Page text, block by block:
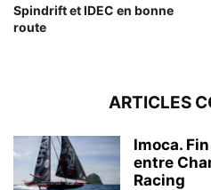
Spindrift et IDEC en bonne
route
ARTICLES
Imoca.
entre
Racing